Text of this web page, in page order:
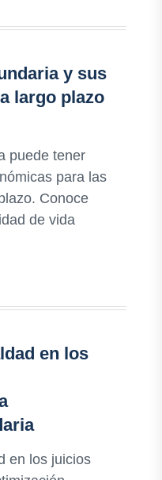
y sus
largo plazo
puede tener
para las
Conoce
de vida
en los
en los juicios